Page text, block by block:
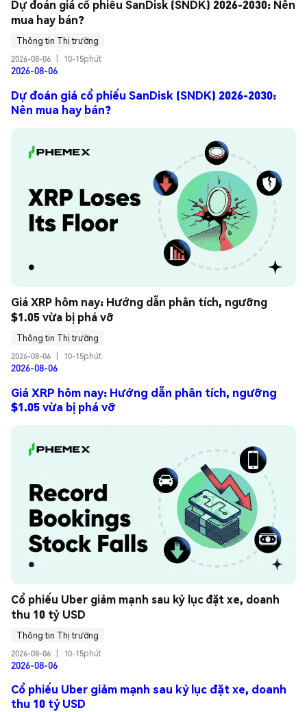
Dự đoán giá cổ phiếu SanDisk (SNDK) 2026-2030: Nên
mua hay bán?
Thông tin Thị trường
2026-08-06
10-15phút
2026-08-06
Dự đoán giá cổ phiếu SanDisk (SNDK) 2026-2030:
Nên mua hay bán?
Giá XRP hôm nay: Hướng dẫn phân tích, ngưỡng
$1.05 vừa bị phá vỡ
Thông tin Thị trường
2026-08-06
10-15phút
2026-08-06
Giá XRP hôm nay: Hướng dẫn phân tích, ngưỡng
$1.05 vừa bị phá vỡ
Cổ phiếu Uber giảm mạnh sau kỷ lục đặt xe, doanh
thu 10 tỷ USD
Thông tin Thị trường
2026-08-06
10-15phút
2026-08-06
Cổ phiếu Uber giảm mạnh sau kỷ lục đặt xe, doanh
thu 10 tỷ USD